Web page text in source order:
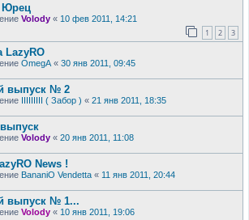
Юрец
Volody « 10 фев 2011, 14:21
1 2 3
LazyRO
OmegA « 30 янв 2011, 09:45
выпуск № 2
IIIIIIIII ( Забор ) « 21 янв 2011, 18:35
Volody « 20 янв 2011, 11:08
News !
BananiO Vendetta « 11 янв 2011, 20:44
выпуск № 1...
Volody « 10 янв 2011, 19:06